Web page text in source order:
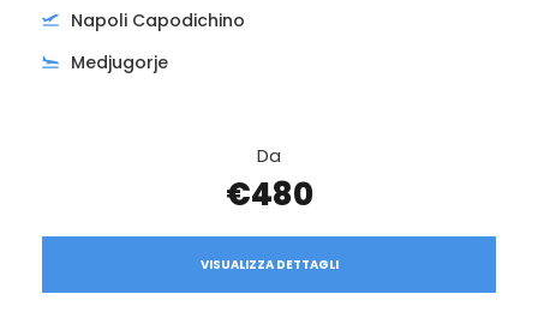
Napoli Capodichino
Medjugorje
Da
€480
VISUALIZZA DETTAGLI